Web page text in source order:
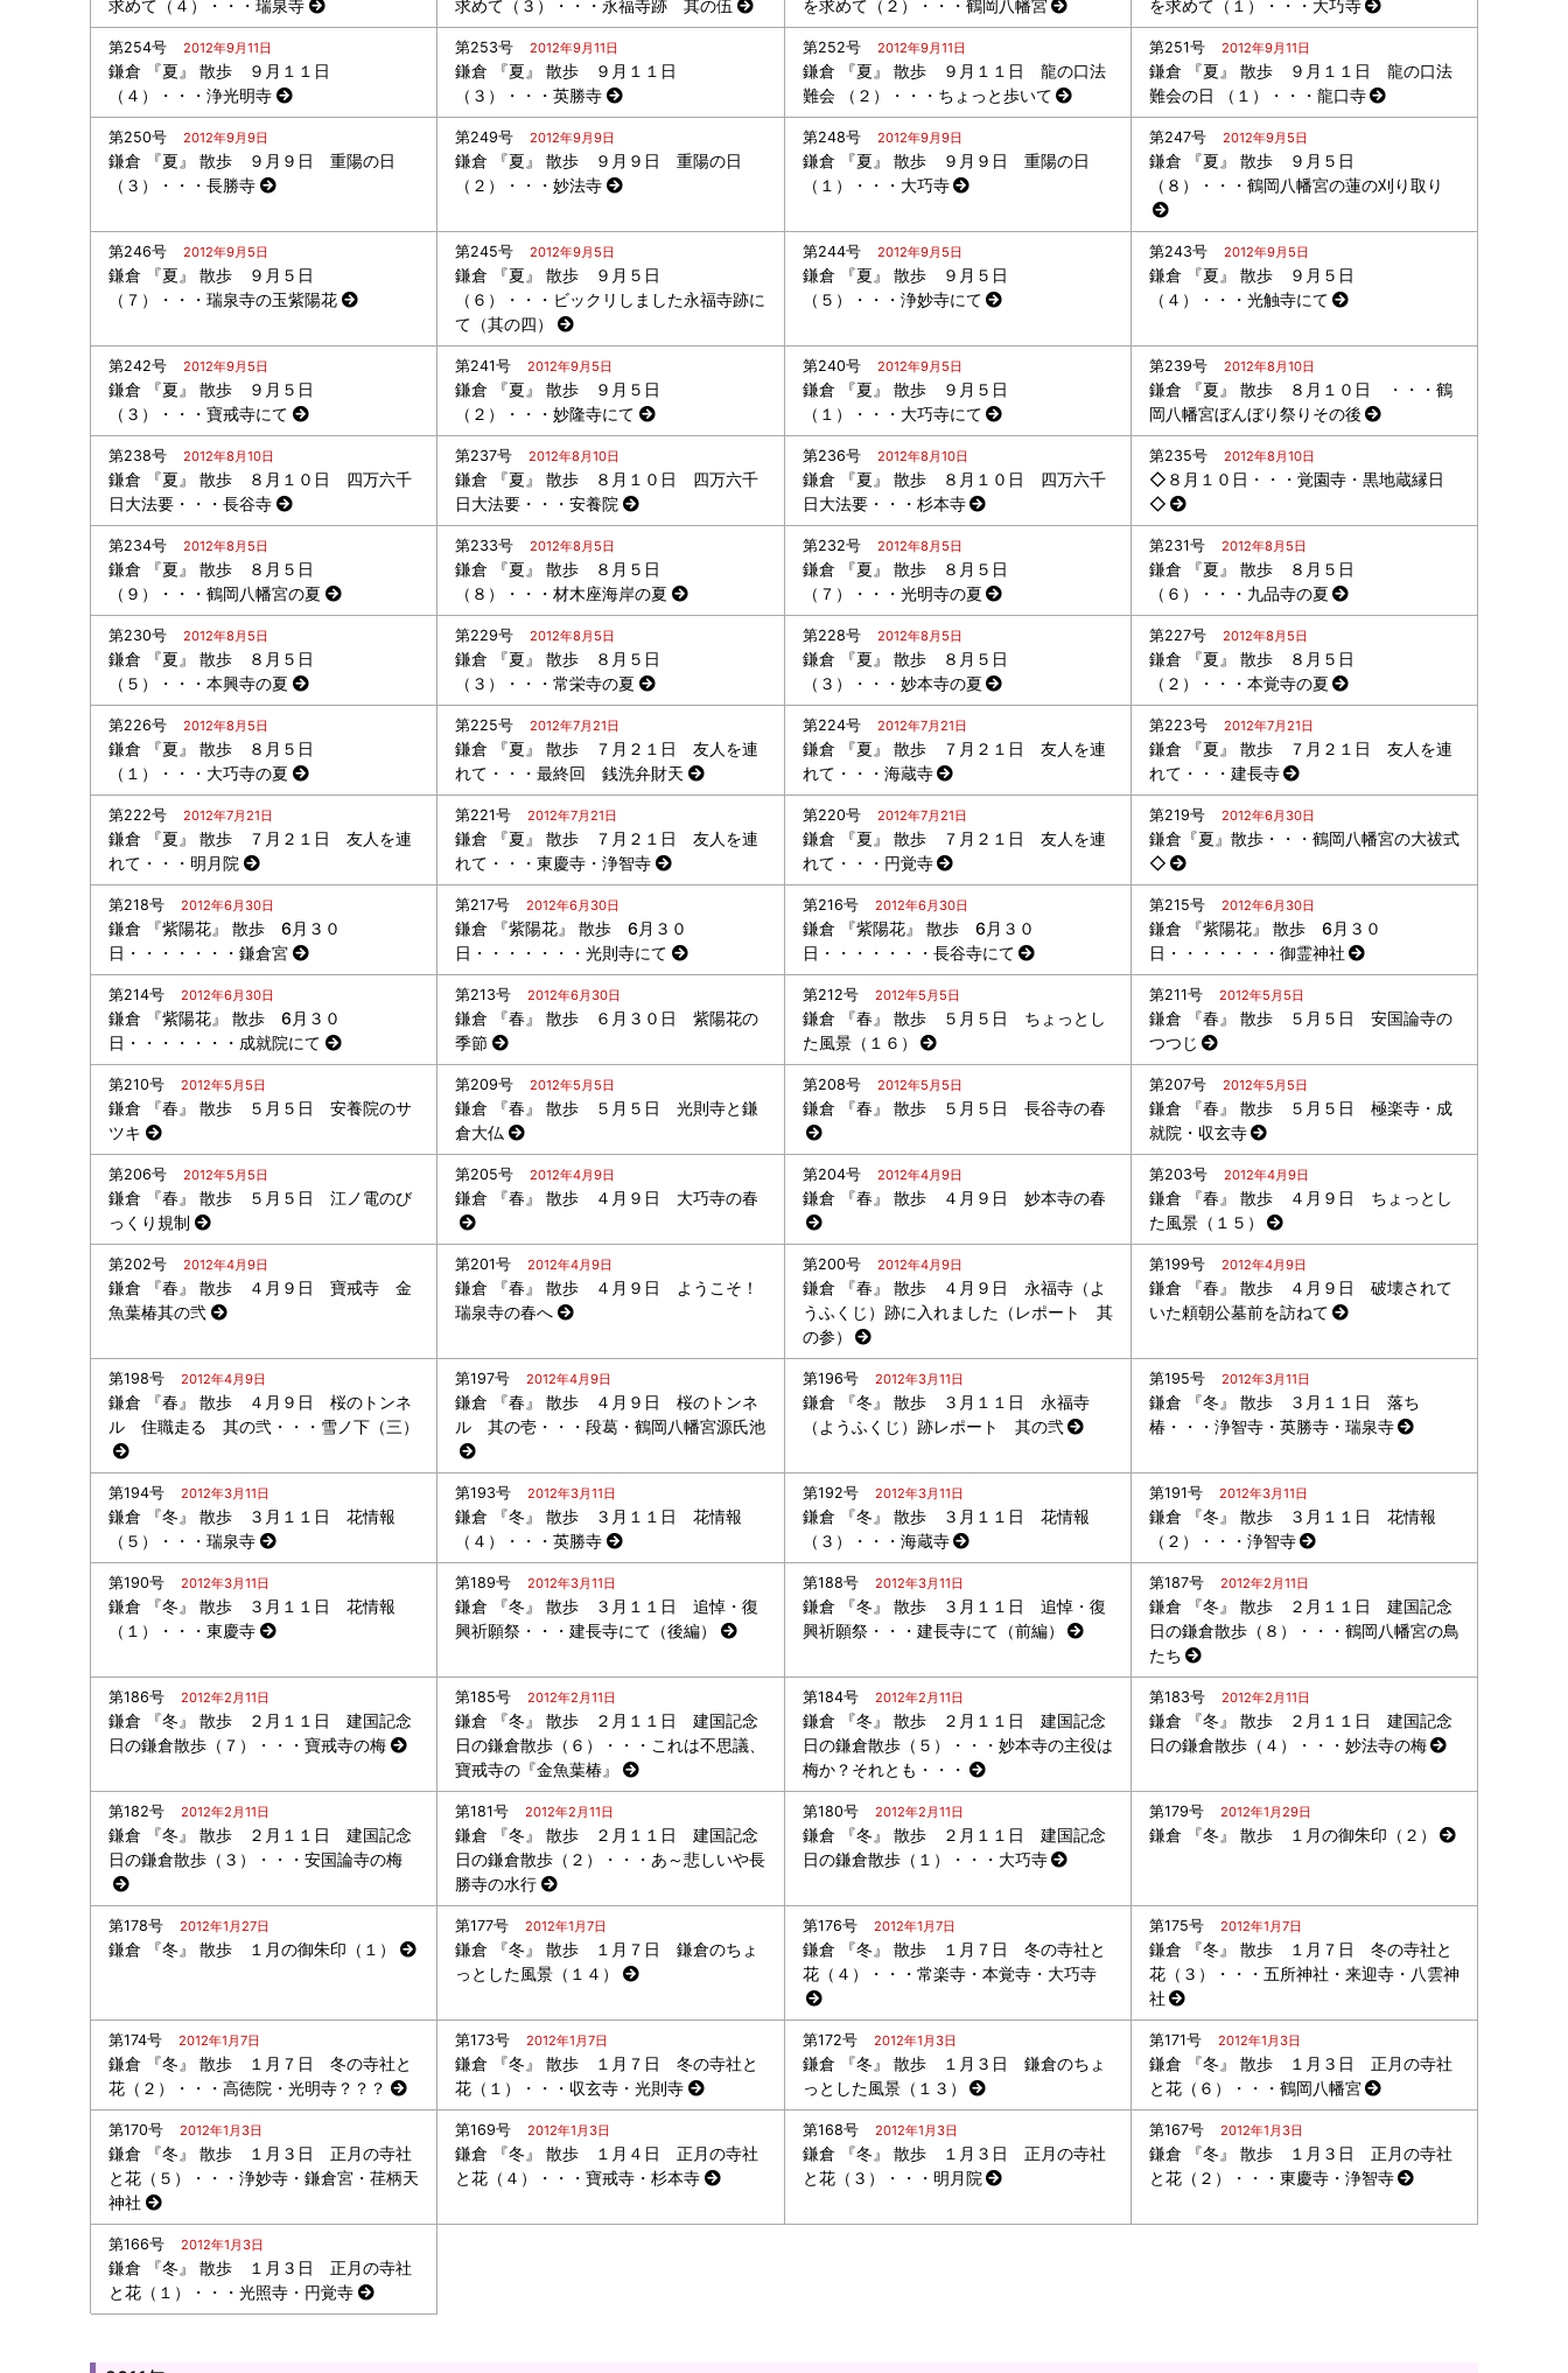
求めて（４）・・・瑞泉寺
求めて（３）・・・永福寺跡 其の伍
を求めて（２）・・・鶴岡八幡宮
を求めて（１）・・・大巧寺
第254号 2012年9月11日
鎌倉 『夏』 散歩 ９月１１日
（４）・・・浄光明寺
第253号 2012年9月11日
鎌倉 『夏』 散歩 ９月１１日
（３）・・・英勝寺
第252号 2012年9月11日
鎌倉 『夏』 散歩 ９月１１日 龍の口法
難会 （２）・・・ちょっと歩いて
第251号 2012年9月11日
鎌倉 『夏』 散歩 ９月１１日 龍の口法
難会の日 （１）・・・龍口寺
第250号 2012年9月9日
鎌倉 『夏』 散歩 ９月９日 重陽の日
（３）・・・長勝寺
第249号 2012年9月9日
鎌倉 『夏』 散歩 ９月９日 重陽の日
（２）・・・妙法寺
第248号 2012年9月9日
鎌倉 『夏』 散歩 ９月９日 重陽の日
（１）・・・大巧寺
第247号 2012年9月5日
鎌倉 『夏』 散歩 ９月５日
（８）・・・鶴岡八幡宮の蓮の刈り取り
第246号 2012年9月5日
鎌倉 『夏』 散歩 ９月５日
（７）・・・瑞泉寺の玉紫陽花
第245号 2012年9月5日
鎌倉 『夏』 散歩 ９月５日
（６）・・・ビックリしました永福寺跡に
て（其の四）
第244号 2012年9月5日
鎌倉 『夏』 散歩 ９月５日
（５）・・・浄妙寺にて
第243号 2012年9月5日
鎌倉 『夏』 散歩 ９月５日
（４）・・・光触寺にて
第242号 2012年9月5日
鎌倉 『夏』 散歩 ９月５日
（３）・・・寶戒寺にて
第241号 2012年9月5日
鎌倉 『夏』 散歩 ９月５日
（２）・・・妙隆寺にて
第240号 2012年9月5日
鎌倉 『夏』 散歩 ９月５日
（１）・・・大巧寺にて
第239号 2012年8月10日
鎌倉 『夏』 散歩 ８月１０日 ・・・鶴
岡八幡宮ぼんぼり祭りその後
第238号 2012年8月10日
鎌倉 『夏』 散歩 ８月１０日 四万六千
日大法要・・・長谷寺
第237号 2012年8月10日
鎌倉 『夏』 散歩 ８月１０日 四万六千
日大法要・・・安養院
第236号 2012年8月10日
鎌倉 『夏』 散歩 ８月１０日 四万六千
日大法要・・・杉本寺
第235号 2012年8月10日
◇８月１０日・・・覚園寺・黒地蔵縁日
◇
第234号 2012年8月5日
鎌倉 『夏』 散歩 ８月５日
（９）・・・鶴岡八幡宮の夏
第233号 2012年8月5日
鎌倉 『夏』 散歩 ８月５日
（８）・・・材木座海岸の夏
第232号 2012年8月5日
鎌倉 『夏』 散歩 ８月５日
（７）・・・光明寺の夏
第231号 2012年8月5日
鎌倉 『夏』 散歩 ８月５日
（６）・・・九品寺の夏
第230号 2012年8月5日
鎌倉 『夏』 散歩 ８月５日
（５）・・・本興寺の夏
第229号 2012年8月5日
鎌倉 『夏』 散歩 ８月５日
（３）・・・常栄寺の夏
第228号 2012年8月5日
鎌倉 『夏』 散歩 ８月５日
（３）・・・妙本寺の夏
第227号 2012年8月5日
鎌倉 『夏』 散歩 ８月５日
（２）・・・本覚寺の夏
第226号 2012年8月5日
鎌倉 『夏』 散歩 ８月５日
（１）・・・大巧寺の夏
第225号 2012年7月21日
鎌倉 『夏』 散歩 ７月２１日 友人を連
れて・・・最終回 銭洗弁財天
第224号 2012年7月21日
鎌倉 『夏』 散歩 ７月２１日 友人を連
れて・・・海蔵寺
第223号 2012年7月21日
鎌倉 『夏』 散歩 ７月２１日 友人を連
れて・・・建長寺
第222号 2012年7月21日
鎌倉 『夏』 散歩 ７月２１日 友人を連
れて・・・明月院
第221号 2012年7月21日
鎌倉 『夏』 散歩 ７月２１日 友人を連
れて・・・東慶寺・浄智寺
第220号 2012年7月21日
鎌倉 『夏』 散歩 ７月２１日 友人を連
れて・・・円覚寺
第219号 2012年6月30日
鎌倉『夏』散歩・・・鶴岡八幡宮の大祓式
◇
第218号 2012年6月30日
鎌倉 『紫陽花』 散歩 6月３０
日・・・・・・・鎌倉宮
第217号 2012年6月30日
鎌倉 『紫陽花』 散歩 6月３０
日・・・・・・・光則寺にて
第216号 2012年6月30日
鎌倉 『紫陽花』 散歩 6月３０
日・・・・・・・長谷寺にて
第215号 2012年6月30日
鎌倉 『紫陽花』 散歩 6月３０
日・・・・・・・御霊神社
第214号 2012年6月30日
鎌倉 『紫陽花』 散歩 6月３０
日・・・・・・・成就院にて
第213号 2012年6月30日
鎌倉 『春』 散歩 ６月３０日 紫陽花の
季節
第212号 2012年5月5日
鎌倉 『春』 散歩 ５月５日 ちょっとし
た風景（１６）
第211号 2012年5月5日
鎌倉 『春』 散歩 ５月５日 安国論寺の
つつじ
第210号 2012年5月5日
鎌倉 『春』 散歩 ５月５日 安養院のサ
ツキ
第209号 2012年5月5日
鎌倉 『春』 散歩 ５月５日 光則寺と鎌
倉大仏
第208号 2012年5月5日
鎌倉 『春』 散歩 ５月５日 長谷寺の春
第207号 2012年5月5日
鎌倉 『春』 散歩 ５月５日 極楽寺・成
就院・収玄寺
第206号 2012年5月5日
鎌倉 『春』 散歩 ５月５日 江ノ電のび
っくり規制
第205号 2012年4月9日
鎌倉 『春』 散歩 ４月９日 大巧寺の春
第204号 2012年4月9日
鎌倉 『春』 散歩 ４月９日 妙本寺の春
第203号 2012年4月9日
鎌倉 『春』 散歩 ４月９日 ちょっとし
た風景（１５）
第202号 2012年4月9日
鎌倉 『春』 散歩 ４月９日 寶戒寺 金
魚葉椿其の弐
第201号 2012年4月9日
鎌倉 『春』 散歩 ４月９日 ようこそ！
瑞泉寺の春へ
第200号 2012年4月9日
鎌倉 『春』 散歩 ４月９日 永福寺（よ
うふくじ）跡に入れました（レポート 其
の参）
第199号 2012年4月9日
鎌倉 『春』 散歩 ４月９日 破壊されて
いた頼朝公墓前を訪ねて
第198号 2012年4月9日
鎌倉 『春』 散歩 ４月９日 桜のトンネ
ル 住職走る 其の弐・・・雪ノ下（三）
第197号 2012年4月9日
鎌倉 『春』 散歩 ４月９日 桜のトンネ
ル 其の壱・・・段葛・鶴岡八幡宮源氏池
第196号 2012年3月11日
鎌倉 『冬』 散歩 ３月１１日 永福寺
（ようふくじ）跡レポート 其の弐
第195号 2012年3月11日
鎌倉 『冬』 散歩 ３月１１日 落ち
椿・・・浄智寺・英勝寺・瑞泉寺
第194号 2012年3月11日
鎌倉 『冬』 散歩 ３月１１日 花情報
（５）・・・瑞泉寺
第193号 2012年3月11日
鎌倉 『冬』 散歩 ３月１１日 花情報
（４）・・・英勝寺
第192号 2012年3月11日
鎌倉 『冬』 散歩 ３月１１日 花情報
（３）・・・海蔵寺
第191号 2012年3月11日
鎌倉 『冬』 散歩 ３月１１日 花情報
（２）・・・浄智寺
第190号 2012年3月11日
鎌倉 『冬』 散歩 ３月１１日 花情報
（１）・・・東慶寺
第189号 2012年3月11日
鎌倉 『冬』 散歩 ３月１１日 追悼・復
興祈願祭・・・建長寺にて（後編）
第188号 2012年3月11日
鎌倉 『冬』 散歩 ３月１１日 追悼・復
興祈願祭・・・建長寺にて（前編）
第187号 2012年2月11日
鎌倉 『冬』 散歩 ２月１１日 建国記念
日の鎌倉散歩（８）・・・鶴岡八幡宮の鳥
たち
第186号 2012年2月11日
鎌倉 『冬』 散歩 ２月１１日 建国記念
日の鎌倉散歩（７）・・・寶戒寺の梅
第185号 2012年2月11日
鎌倉 『冬』 散歩 ２月１１日 建国記念
日の鎌倉散歩（６）・・・これは不思議、
寶戒寺の『金魚葉椿』
第184号 2012年2月11日
鎌倉 『冬』 散歩 ２月１１日 建国記念
日の鎌倉散歩（５）・・・妙本寺の主役は
梅か？それとも・・・
第183号 2012年2月11日
鎌倉 『冬』 散歩 ２月１１日 建国記念
日の鎌倉散歩（４）・・・妙法寺の梅
第182号 2012年2月11日
鎌倉 『冬』 散歩 ２月１１日 建国記念
日の鎌倉散歩（３）・・・安国論寺の梅
第181号 2012年2月11日
鎌倉 『冬』 散歩 ２月１１日 建国記念
日の鎌倉散歩（２）・・・あ～悲しいや長
勝寺の水行
第180号 2012年2月11日
鎌倉 『冬』 散歩 ２月１１日 建国記念
日の鎌倉散歩（１）・・・大巧寺
第179号 2012年1月29日
鎌倉 『冬』 散歩 １月の御朱印（２）
第178号 2012年1月27日
鎌倉 『冬』 散歩 １月の御朱印（１）
第177号 2012年1月7日
鎌倉 『冬』 散歩 １月７日 鎌倉のちょ
っとした風景（１４）
第176号 2012年1月7日
鎌倉 『冬』 散歩 １月７日 冬の寺社と
花（４）・・・常楽寺・本覚寺・大巧寺
第175号 2012年1月7日
鎌倉 『冬』 散歩 １月７日 冬の寺社と
花（３）・・・五所神社・来迎寺・八雲神
社
第174号 2012年1月7日
鎌倉 『冬』 散歩 １月７日 冬の寺社と
花（２）・・・高徳院・光明寺？？？
第173号 2012年1月7日
鎌倉 『冬』 散歩 １月７日 冬の寺社と
花（１）・・・収玄寺・光則寺
第172号 2012年1月3日
鎌倉 『冬』 散歩 １月３日 鎌倉のちょ
っとした風景（１３）
第171号 2012年1月3日
鎌倉 『冬』 散歩 １月３日 正月の寺社
と花（６）・・・鶴岡八幡宮
第170号 2012年1月3日
鎌倉 『冬』 散歩 １月３日 正月の寺社
と花（５）・・・浄妙寺・鎌倉宮・荏柄天
神社
第169号 2012年1月3日
鎌倉 『冬』 散歩 １月４日 正月の寺社
と花（４）・・・寶戒寺・杉本寺
第168号 2012年1月3日
鎌倉 『冬』 散歩 １月３日 正月の寺社
と花（３）・・・明月院
第167号 2012年1月3日
鎌倉 『冬』 散歩 １月３日 正月の寺社
と花（２）・・・東慶寺・浄智寺
第166号 2012年1月3日
鎌倉 『冬』 散歩 １月３日 正月の寺社
と花（１）・・・光照寺・円覚寺